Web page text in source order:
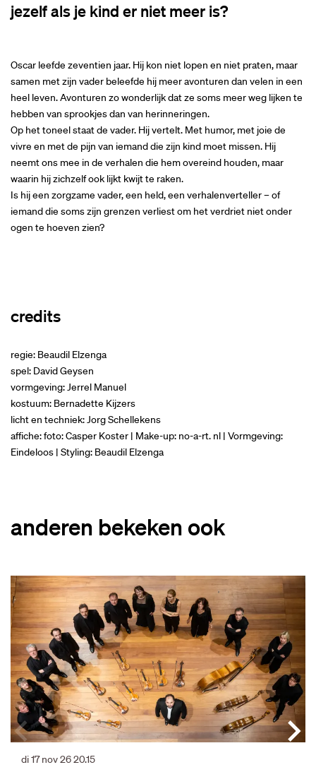
jezelf als je kind er niet meer is?
Oscar leefde zeventien jaar. Hij kon niet lopen en niet praten, maar
samen met zijn vader beleefde hij meer avonturen dan velen in een
heel leven. Avonturen zo wonderlijk dat ze soms meer weg lijken te
hebben van sprookjes dan van herinneringen.
Op het toneel staat de vader. Hij vertelt. Met humor, met joie de
vivre en met de pijn van iemand die zijn kind moet missen. Hij
neemt ons mee in de verhalen die hem overeind houden, maar
waarin hij zichzelf ook lijkt kwijt te raken.
Is hij een zorgzame vader, een held, een verhalenverteller – of
iemand die soms zijn grenzen verliest om het verdriet niet onder
ogen te hoeven zien?
credits
regie: Beaudil Elzenga
spel: David Geysen
vormgeving: Jerrel Manuel
kostuum: Bernadette Kijzers
licht en techniek: Jorg Schellekens
affiche: foto: Casper Koster | Make-up: no-a-rt. nl | Vormgeving:
Eindeloos | Styling: Beaudil Elzenga
anderen bekeken ook
di 17 nov 2620.15